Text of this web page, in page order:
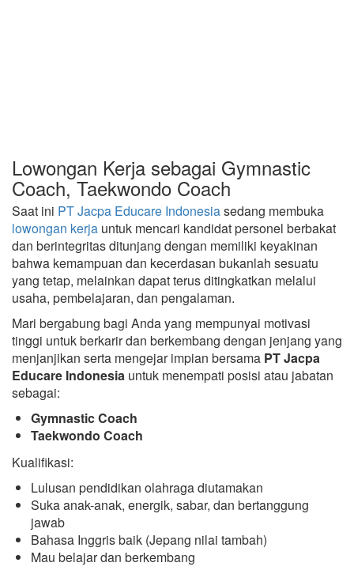
Lowongan Kerja sebagai Gymnastic
Coach, Taekwondo Coach
Saat ini PT Jacpa Educare Indonesiasedang membuka
lowongan kerja untuk mencari kandidat personel berbakat
dan berintegritas ditunjang dengan memiliki keyakinan
bahwa kemampuan dan kecerdasan bukanlah sesuatu
yang tetap, melainkan dapat terus ditingkatkan melalui
usaha, pembelajaran, dan pengalaman.
Mari bergabung bagi Anda yang mempunyai motivasi
tinggi untuk berkarir dan berkembang dengan jenjang yang
menjanjikan serta mengejar impian bersama PT Jacpa
Educare Indonesia untuk menempati posisi atau jabatan
sebagai:
Gymnastic Coach
Taekwondo Coach
Kualifikasi:
Lulusan pendidikan olahraga diutamakan
Suka anak-anak, energik, sabar, dan bertanggung
jawab
Bahasa Inggris baik (Jepang nilai tambah)
Mau belajar dan berkembang